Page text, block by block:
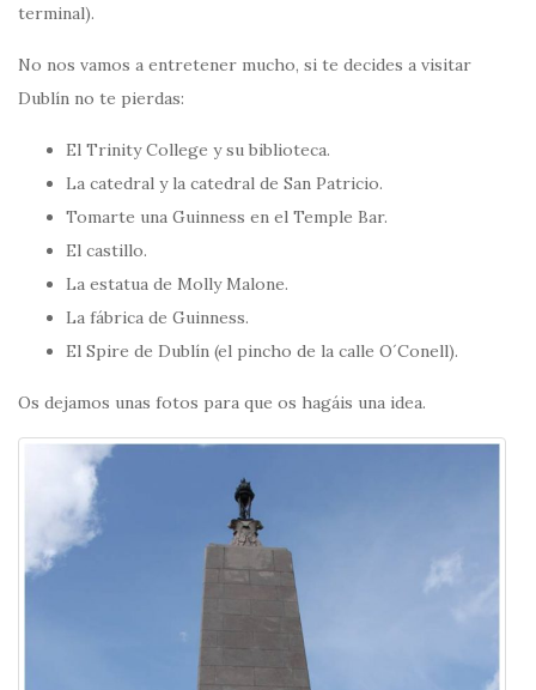
terminal).
No nos vamos a entretener mucho, si te decides a visitar
Dublín no te pierdas:
El Trinity College y su biblioteca.
La catedral y la catedral de San Patricio.
Tomarte una Guinness en el Temple Bar.
El castillo.
La estatua de Molly Malone.
La fábrica de Guinness.
El Spire de Dublín (el pincho de la calle O´Conell).
Os dejamos unas fotos para que os hagáis una idea.